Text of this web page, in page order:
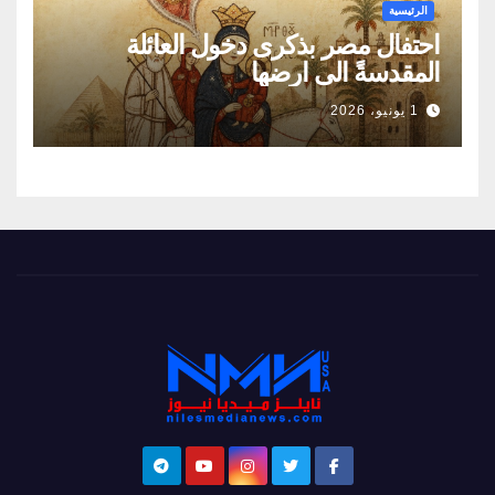
الرئيسية
احتفال مصر بذكرى دخول العائلة
المقدسةً الى ارضها
1 يونيو، 2026